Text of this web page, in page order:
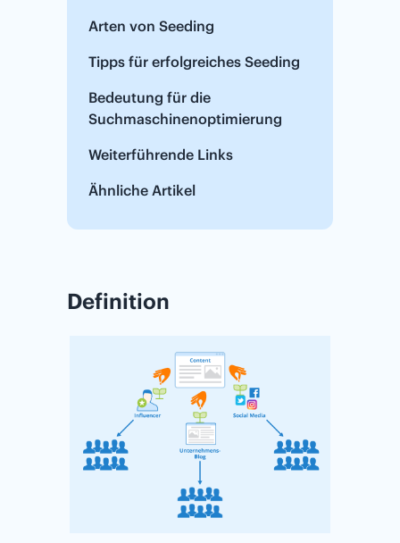
Arten von Seeding
Tipps für erfolgreiches Seeding
Bedeutung für die
Suchmaschinenoptimierung
Weiterführende Links
Ähnliche Artikel
Definition